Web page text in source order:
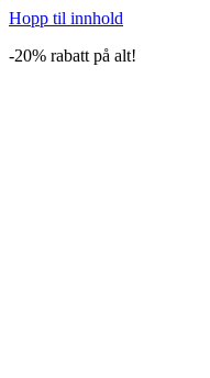
Hopp til innhold
-20% rabatt på alt!